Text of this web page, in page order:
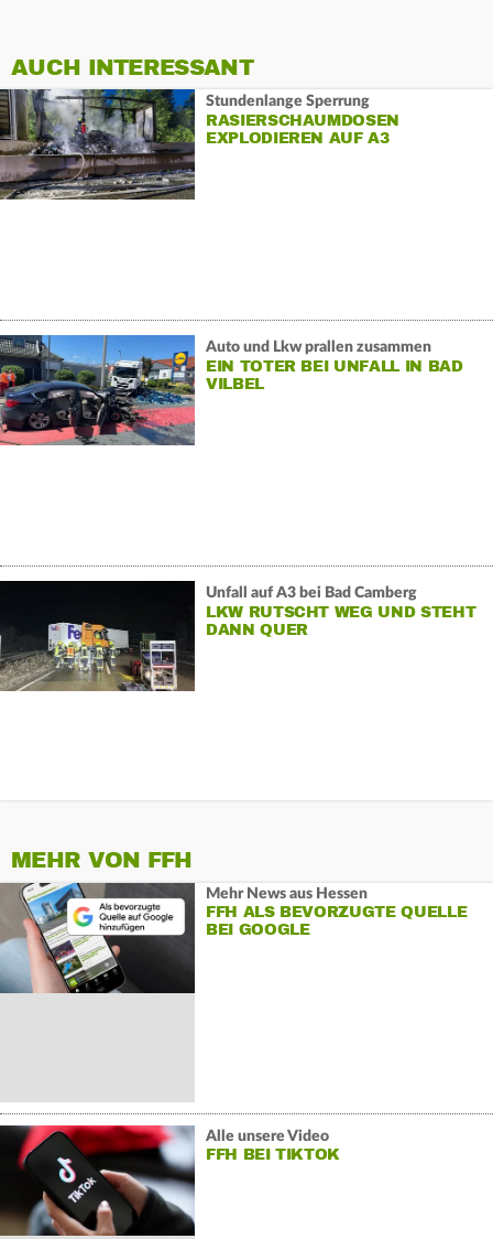
AUCH INTERESSANT
Stundenlange Sperrung
RASIERSCHAUMDOSEN
EXPLODIEREN AUF A3
Auto und Lkw prallen zusammen
EIN TOTER BEI UNFALL IN BAD
VILBEL
Unfall auf A3 bei Bad Camberg
LKW RUTSCHT WEG UND STEHT
DANN QUER
MEHR VON FFH
Mehr News aus Hessen
FFH ALS BEVORZUGTE QUELLE
BEI GOOGLE
Alle unsere Video
FFH BEI TIKTOK